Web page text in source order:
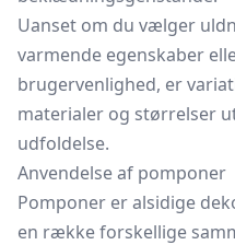
Uanset om du vælger
varmende egenskaber
brugervenlighed, er
materialer og størrelser
udfoldelse.
Anvendelse af pomponer
Pomponer er alsidige
en række forskellige